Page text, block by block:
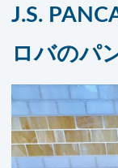
J.S.
ロバのパ